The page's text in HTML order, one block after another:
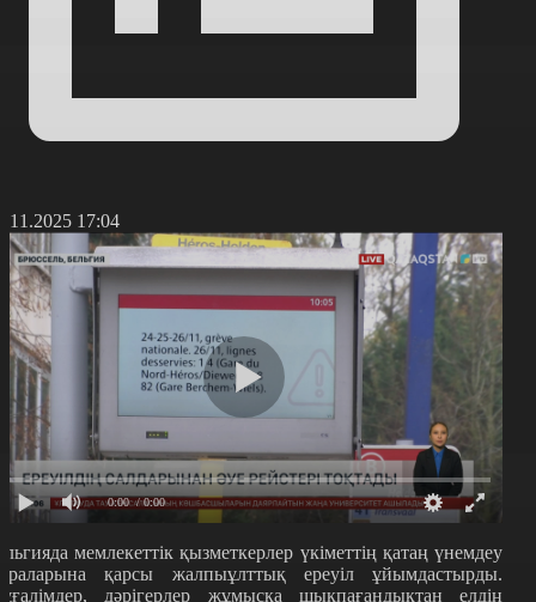
17:04
0:00 / 0:00
мемлекеттік қызметкерлер үкіметтің қатаң үнемдеу
қарсы жалпыұлттық ереуіл ұйымдастырды.
дәрігерлер жұмысқа шықпағандықтан елдің